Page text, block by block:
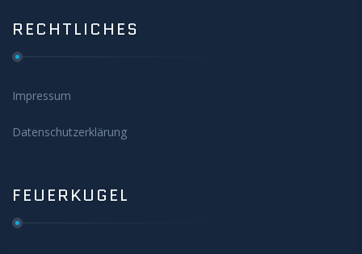
RECHTLICHES
Impressum
Datenschutzerklärung
FEUERKUGEL